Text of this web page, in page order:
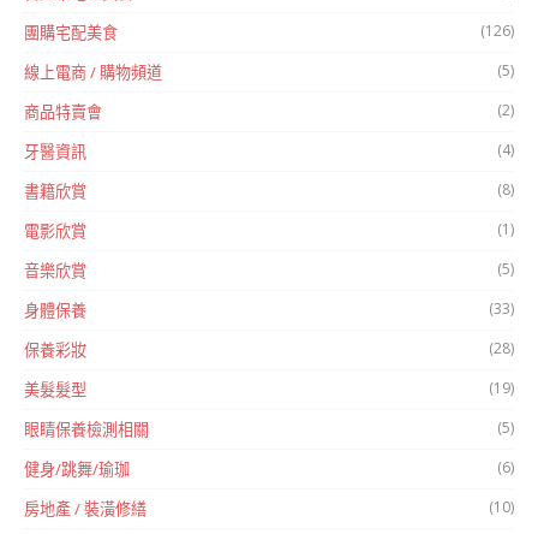
團購宅配美食 (126)
線上電商 / 購物頻道 (5)
商品特賣會 (2)
牙醫資訊 (4)
書籍欣賞 (8)
電影欣賞 (1)
音樂欣賞 (5)
身體保養 (33)
保養彩妝 (28)
美髮髮型 (19)
眼睛保養檢測相關 (5)
健身/跳舞/瑜珈 (6)
房地產 / 裝潢修繕 (10)